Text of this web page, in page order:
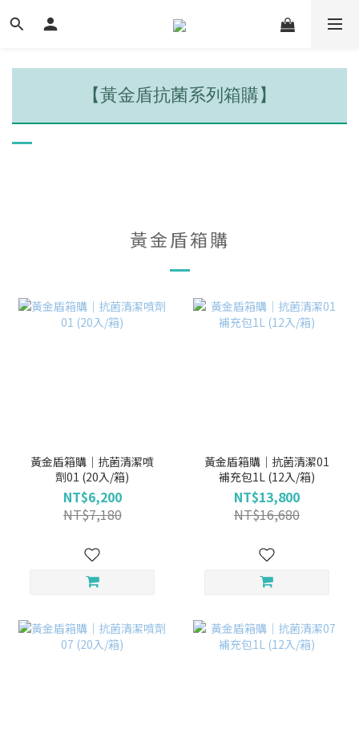
【黃金盾抗菌系列箱購】
黃金盾箱購
黃金盾箱購｜抗菌清潔噴
劑01 (20入/箱)
NT$6,200
NT$7,180
黃金盾箱購｜抗菌清潔01
補充包1L (12入/箱)
NT$13,800
NT$16,680